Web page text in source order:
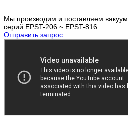
Мы производим и поставляем
серий EPST-206 ~ EPST-816
Отправить запрос